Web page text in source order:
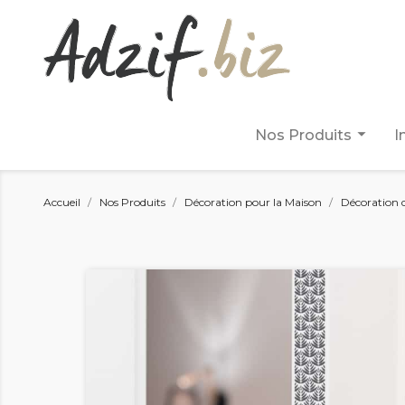
arrow_drop_down
Nos Produits
Accueil Nos Produits Décoration pour la Maison Décoration